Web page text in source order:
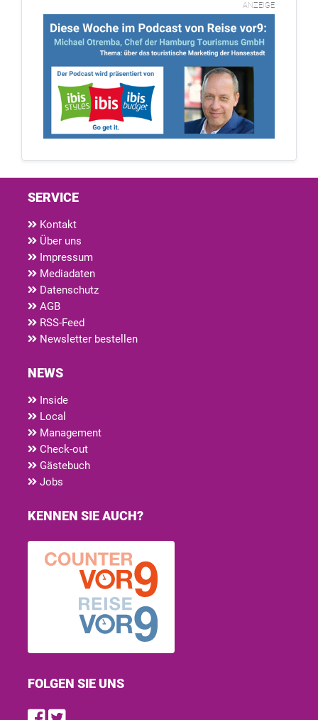
ANZEIGE
SERVICE
Kontakt
Über uns
Impressum
Mediadaten
Datenschutz
AGB
RSS-Feed
Newsletter bestellen
NEWS
Inside
Local
Management
Check-out
Gästebuch
Jobs
KENNEN SIE AUCH?
FOLGEN SIE UNS